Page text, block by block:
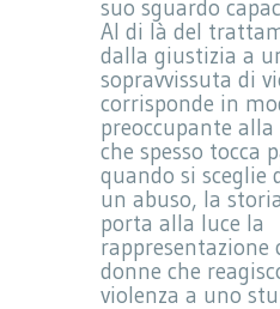
suo sguardo
Al di là del
dalla giustizia a
sopravvissuta di
corrisponde in
preoccupante
che spesso tocca
quando si sceglie
un abuso, la
porta alla luce la
rappresentazione
donne che
violenza a uno